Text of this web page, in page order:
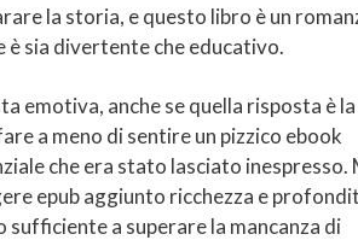
la storia, e questo libro è un
sia divertente che educativo.
emotiva, anche se quella risposta è la
a meno di sentire un pizzico ebook
che era stato lasciato inespresso.
epub aggiunto ricchezza e
a superare la mancanza di